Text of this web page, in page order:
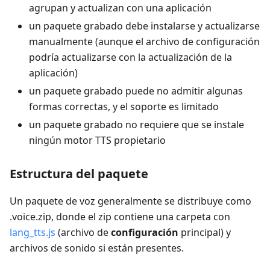
agrupan y actualizan con una aplicación
un paquete grabado debe instalarse y actualizarse
manualmente (aunque el archivo de configuración
podría actualizarse con la actualización de la
aplicación)
un paquete grabado puede no admitir algunas
formas correctas, y el soporte es limitado
un paquete grabado no requiere que se instale
ningún motor TTS propietario
Estructura del paquete
Un paquete de voz generalmente se distribuye como
.voice.zip, donde el zip contiene una carpeta con
lang_tts.js (archivo deconfiguración principal) y
archivos de sonido si están presentes.